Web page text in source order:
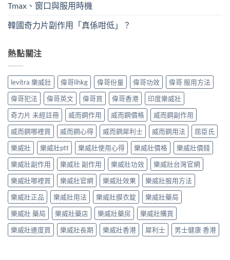
Tmax、窗口與服用時機
韓國奇力片副作用「真係咁低」？
熱點關注
levitra 樂威壯 偉哥lihkg 偉哥份量 偉哥功效
偉哥 服用方法
偉哥犯法
偉哥英文 偉哥買 偉哥香港
印度樂威壯
奇力片 未經註冊
威而鋼作用 威而鋼價格
威而鋼副作用
威而鋼哪裡買
威而鋼心得 威而鋼犀利士 威而鋼用法
屈臣氏
樂威壯
樂威壯ptt 樂威壯使用心得 樂威壯價格
樂威壯價錢
樂威壯副作用
樂威壯 副作用 樂威壯功效
樂威壯台灣官網
樂威壯哪裡買
樂威壯官網 樂威壯效果
樂威壯服用方法
樂威壯正品
樂威壯用法 樂威壯膜衣錠
樂威壯藥局
樂威壯 藥局
樂威壯藥店 樂威壯藥房
樂威壯購買
樂威壯邊度買
樂威壯長期 樂威壯香港 犀利士 男士健康 香港